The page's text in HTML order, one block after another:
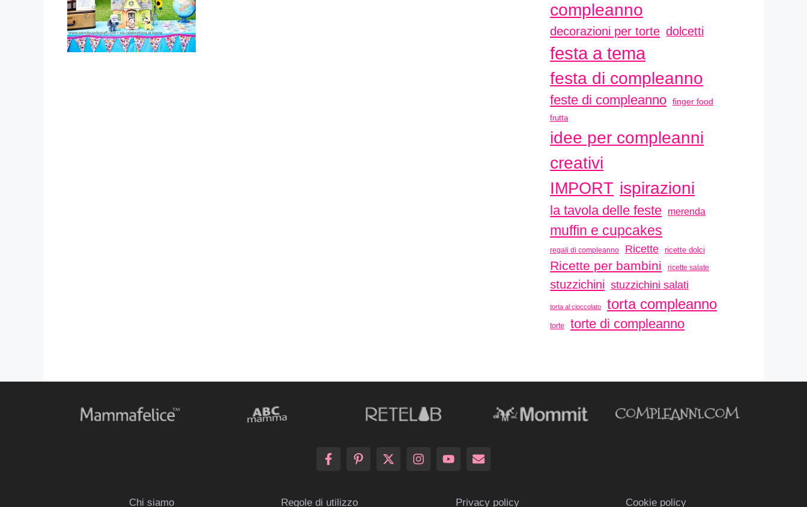
compleanno
decorazioni per torte dolcetti
festa a tema
festa di compleanno
feste di compleanno finger food
frutta
idee per compleanni
creativi
IMPORT ispirazioni
la tavola delle feste merenda
muffin e cupcakes
regali di compleanno Ricette ricette dolci
Ricette per bambini ricette salate
stuzzichini stuzzichini salati
torta al cioccolato torta compleanno
torte torte di compleanno
Chi siamo Regole di utilizzo Privacy policy Cookie policy